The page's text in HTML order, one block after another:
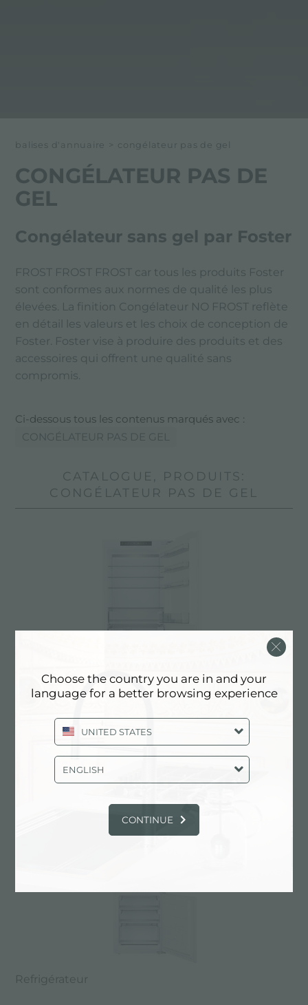
balises d'annuaire > congélateur pas de gel
CONGÉLATEUR PAS DE
GEL
Congélateur sans gel par Foster
FROST FROST FROST car tous les produits Foster
sont conformes aux normes de qualité les plus
élevées. La finition Congélateur NO FROST reflète
en détail les valeurs et les choix de conception de
Foster. Foster vise à produire des produits et des
accessoires qui offrent une qualité sans
compromis.
Ci-dessous tous les contenus marqués avec :
CONGÉLATEUR PAS DE GEL
CATALOGUE, PRODUITS:
CONGÉLATEUR PAS DE GEL
Refrigérateur
Refrigérateur
Choose the country you are in and your
language for a better browsing experience
UNITED STATES
ENGLISH
CONTINUE